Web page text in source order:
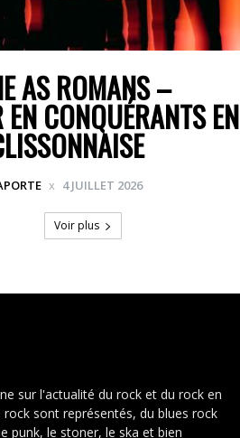
AS ROMANS –
EN CONQUÉRANTS EN
4 JUILLET 2026
Voir plus
sur l'actualité du rock et du rock en
rock sont représentés, du blues rock
punk, le stoner, le ska et bien